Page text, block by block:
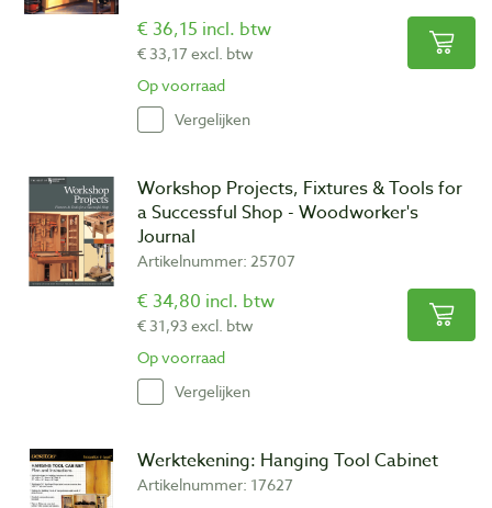
€ 36,15 incl. btw
€ 33,17 excl. btw
Op voorraad
Vergelijken
Workshop Projects, Fixtures & Tools for
a Successful Shop - Woodworker's
Journal
Artikelnummer: 25707
€ 34,80 incl. btw
€ 31,93 excl. btw
Op voorraad
Vergelijken
Werktekening: Hanging Tool Cabinet
Artikelnummer: 17627